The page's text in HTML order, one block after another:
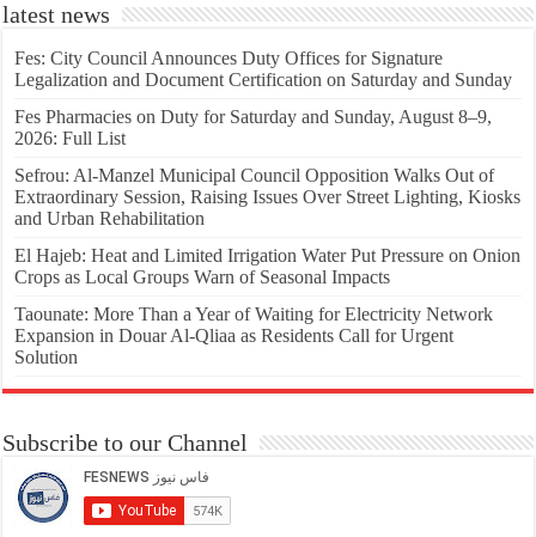
latest news
Fes: City Council Announces Duty Offices for Signature
Legalization and Document Certification on Saturday and Sunday
Fes Pharmacies on Duty for Saturday and Sunday, August 8–9,
2026: Full List
Sefrou: Al-Manzel Municipal Council Opposition Walks Out of
Extraordinary Session, Raising Issues Over Street Lighting, Kiosks
and Urban Rehabilitation
El Hajeb: Heat and Limited Irrigation Water Put Pressure on Onion
Crops as Local Groups Warn of Seasonal Impacts
Taounate: More Than a Year of Waiting for Electricity Network
Expansion in Douar Al-Qliaa as Residents Call for Urgent
Solution
Subscribe to our Channel